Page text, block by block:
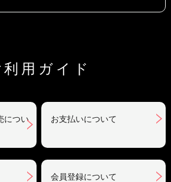
利用ガイド
につい
お支払いについて
会員登録について